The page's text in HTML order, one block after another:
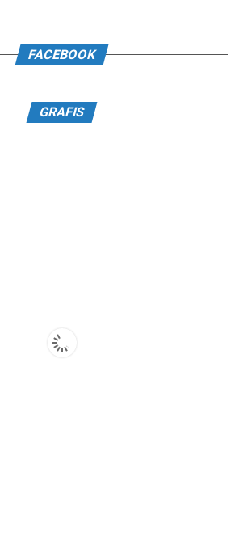
FACEBOOK
GRAFIS